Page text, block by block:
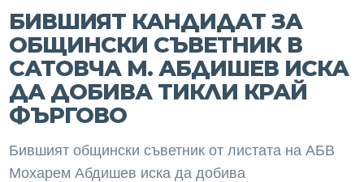
БИВШИЯТ КАНДИДАТ ЗА
ОБЩИНСКИ СЪВЕТНИК В
САТОВЧА М. АБДИШЕВ ИСКА
ДА ДОБИВА ТИКЛИ КРАЙ
ФЪРГОВО
Бившият общински съветник от листата на АБВ
Мохарем Абдишев иска да добива